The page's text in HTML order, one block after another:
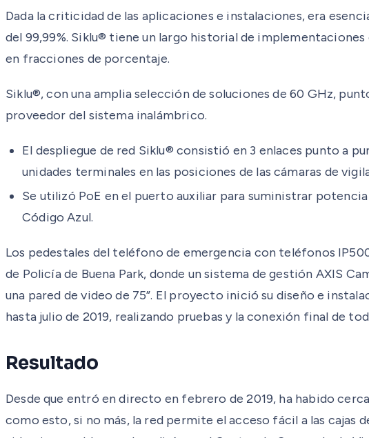
Dada la criticidad de las aplicaciones e instalaciones, era
del 99,99%. Siklu® tiene un largo historial de
en fracciones de porcentaje.
Siklu®, con una amplia selección de soluciones de 60 GHz,
proveedor del sistema inalámbrico.
El despliegue de red Siklu® consistió en 3 enlaces punto a
unidades terminales en las posiciones de las cámaras de
Se utilizó PoE en el puerto auxiliar para suministrar
Código Azul.
Los pedestales del teléfono de emergencia con teléfonos
de Policía de Buena Park, donde un sistema de gestión AXIS
una pared de video de 75”. El proyecto inició su diseño e
hasta julio de 2019, realizando pruebas y la conexión final de
Resultado
Desde que entró en directo en febrero de 2019, ha habido
como esto, si no más, la red permite el acceso fácil a las cajas